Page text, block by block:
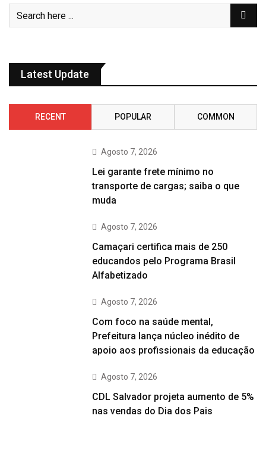
Latest Update
RECENT POPULAR COMMON
Agosto 7, 2026
Lei garante frete mínimo no
transporte de cargas; saiba o que
muda
Agosto 7, 2026
Camaçari certifica mais de 250
educandos pelo Programa Brasil
Alfabetizado
Agosto 7, 2026
Com foco na saúde mental,
Prefeitura lança núcleo inédito de
apoio aos profissionais da educação
Agosto 7, 2026
CDL Salvador projeta aumento de 5%
nas vendas do Dia dos Pais